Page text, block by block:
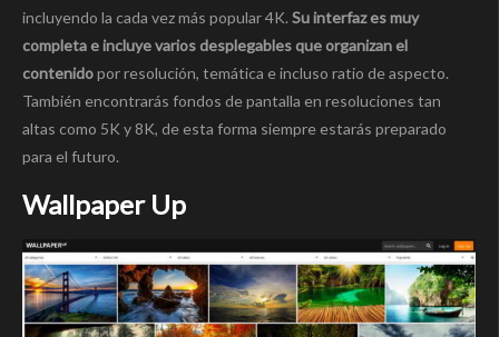
incluyendo la cada vez más popular 4K. Su interfaz es muy
completa e incluye varios desplegables que organizan el
contenidopor resolución, temática e incluso ratio de aspecto.
También encontrarás fondos de pantalla en resoluciones tan
altas como 5K y 8K, de esta forma siempre estarás preparado
para el futuro.
Wallpaper Up